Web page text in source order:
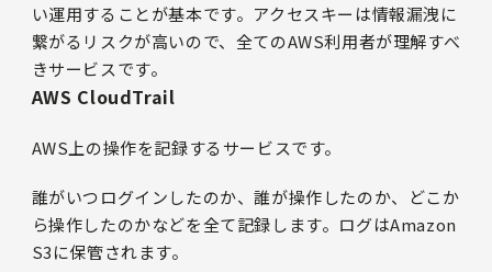
い運用することが基本です。アクセスキーは情報漏洩に
繋がるリスクが高いので、全てのAWS利用者が理解すべ
きサービスです。
AWS CloudTrail
AWS上の操作を記録するサービスです。
誰がいつログインしたのか、誰が操作したのか、どこか
ら操作したのかなどを全て記録します。ログはAmazon
S3に保管されます。